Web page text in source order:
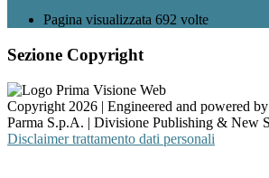
Pagina visualizzata 692 volte
Sezione Copyright
Copyright 2026 | Engineered and powered
Parma S.p.A. | Divisione Publishing & New
Disclaimer trattamento dati personali